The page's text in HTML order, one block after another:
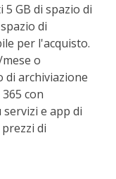
GB di spazio di
di
per l'acquisto.
o
di archiviazione
con
e app di
di